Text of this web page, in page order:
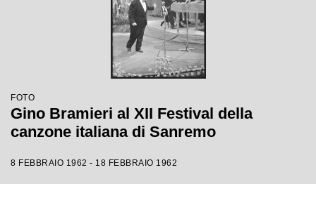
FOTO
Gino Bramieri al XII Festival della
canzone italiana di Sanremo
8 FEBBRAIO 1962 - 18 FEBBRAIO 1962